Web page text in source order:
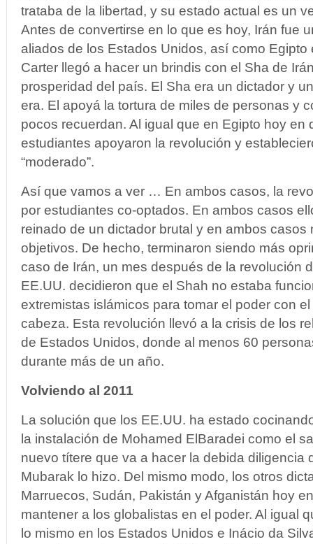
trataba de la libertad, y su estado actual es un
Antes de convertirse en lo que es hoy, Irán fue
aliados de los Estados Unidos, así como
Carter llegó a hacer un brindis con el Sha de
prosperidad del país. El Sha era un dictador y
era. El apoyá la tortura de miles de personas y
pocos recuerdan. Al igual que en Egipto hoy en
estudiantes apoyaron la revolución y
“moderado”.
Así que vamos a ver … En ambos casos, la
por estudiantes co-optados. En ambos casos
reinado de un dictador brutal y en ambos casos
objetivos. De hecho, terminaron siendo más
caso de Irán, un mes después de la revolución
EE.UU. decidieron que el Shah no estaba
extremistas islámicos para tomar el poder con
cabeza. Esta revolución llevó a la crisis de los
de Estados Unidos, donde al menos 60
durante más de un año.
Volviendo al 2011
La solución que los EE.UU. ha estado
la instalación de Mohamed ElBaradei como el
nuevo títere que va a hacer la debida diligencia
Mubarak lo hizo. Del mismo modo, los otros
Marruecos, Sudán, Pakistán y Afganistán hoy
mantener a los globalistas en el poder. Al igual
lo mismo en los Estados Unidos e Inácio da